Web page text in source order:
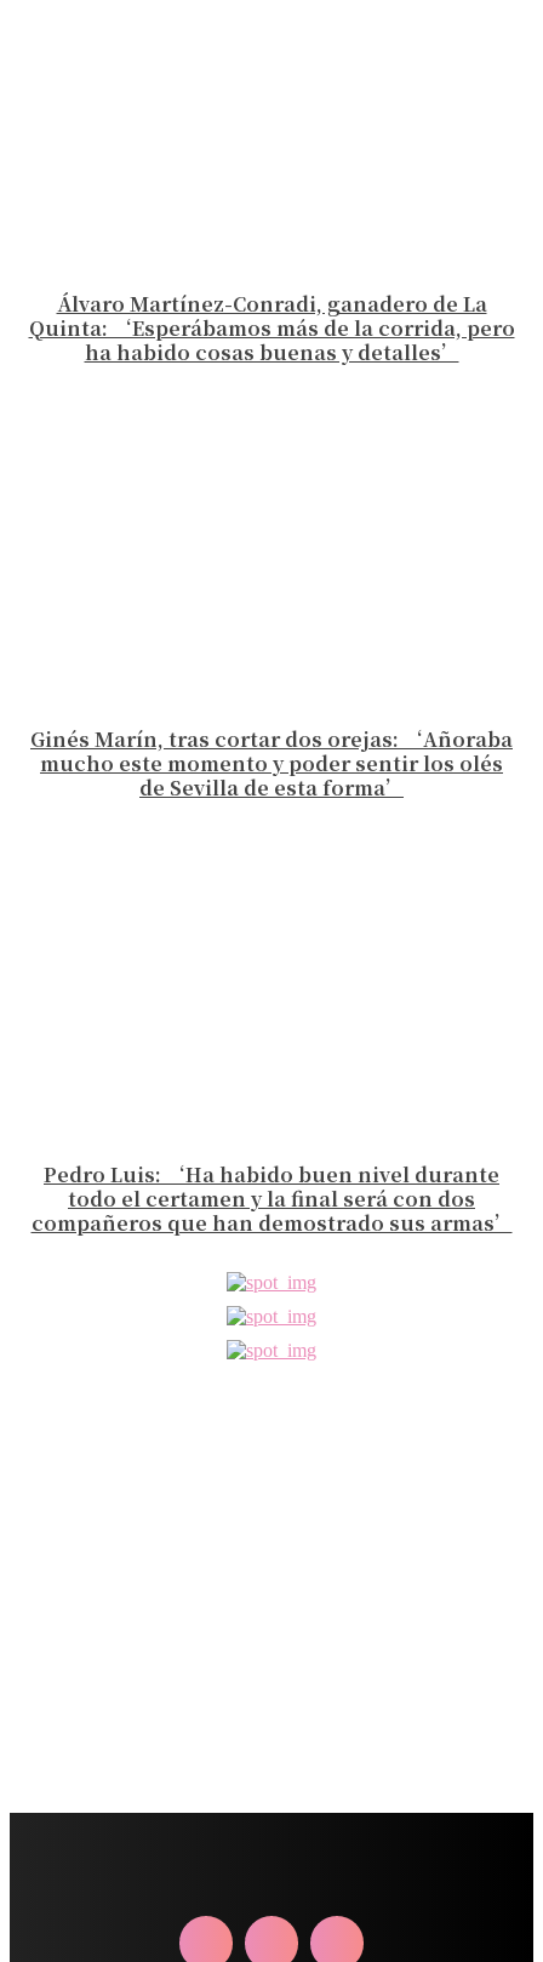
Álvaro Martínez-Conradi, ganadero de La
Quinta: ‘Esperábamos más de la corrida, pero
ha habido cosas buenas y detalles’
Ginés Marín, tras cortar dos orejas: ‘Añoraba
mucho este momento y poder sentir los olés
de Sevilla de esta forma’
Pedro Luis: ‘Ha habido buen nivel durante
todo el certamen y la final será con dos
compañeros que han demostrado sus armas’